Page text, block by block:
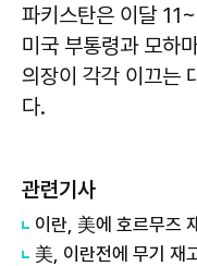
파키스탄은 이달
미국 부통령과 모하
의장이 각각 이끄는
다.
관련기사
美, 이란전에 무기 재